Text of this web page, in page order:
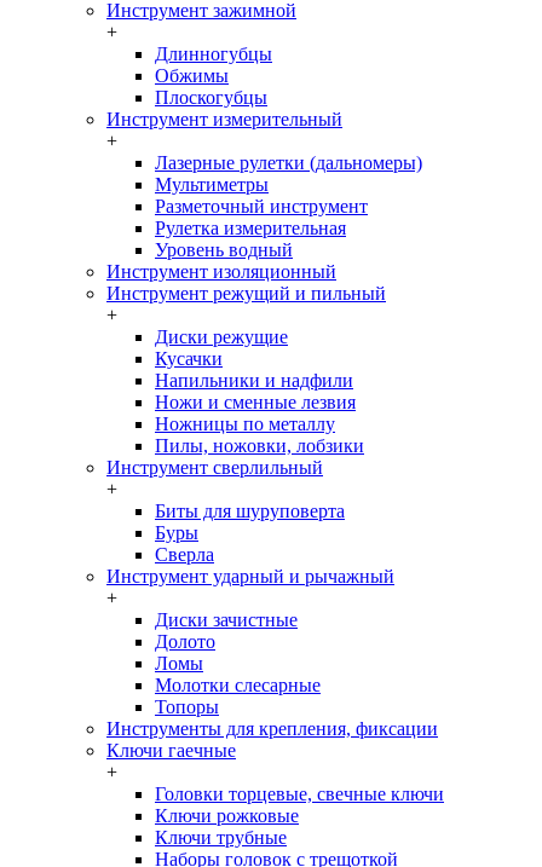
Инструмент зажимной
+
Длинногубцы
Обжимы
Плоскогубцы
Инструмент измерительный
+
Лазерные рулетки (дальномеры)
Мультиметры
Разметочный инструмент
Рулетка измерительная
Уровень водный
Инструмент изоляционный
Инструмент режущий и пильный
+
Диски режущие
Кусачки
Напильники и надфили
Ножи и сменные лезвия
Ножницы по металлу
Пилы, ножовки, лобзики
Инструмент сверлильный
+
Биты для шуруповерта
Буры
Сверла
Инструмент ударный и рычажный
+
Диски зачистные
Долото
Ломы
Молотки слесарные
Топоры
Инструменты для крепления, фиксации
Ключи гаечные
+
Головки торцевые, свечные ключи
Ключи рожковые
Ключи трубные
Наборы головок c трещоткой